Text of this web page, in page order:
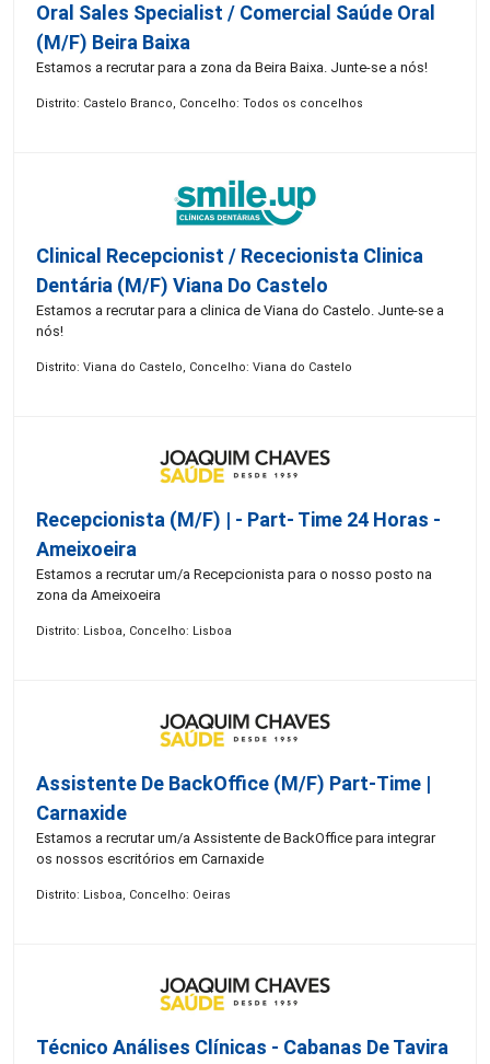
Oral Sales Specialist / Comercial Saúde Oral
(M/F) Beira Baixa
Estamos a recrutar para a zona da Beira Baixa. Junte-se a nós!
Distrito: Castelo Branco, Concelho: Todos os concelhos
Clinical Recepcionist / Rececionista Clinica
Dentária (M/F) Viana Do Castelo
Estamos a recrutar para a clinica de Viana do Castelo. Junte-se a
nós!
Distrito: Viana do Castelo, Concelho: Viana do Castelo
Recepcionista (M/F) | - Part- Time 24 Horas -
Ameixoeira
Estamos a recrutar um/a Recepcionista para o nosso posto na
zona da Ameixoeira
Distrito: Lisboa, Concelho: Lisboa
Assistente De BackOffice (M/F) Part-Time |
Carnaxide
Estamos a recrutar um/a Assistente de BackOffice para integrar
os nossos escritórios em Carnaxide
Distrito: Lisboa, Concelho: Oeiras
Técnico Análises Clínicas - Cabanas De Tavira